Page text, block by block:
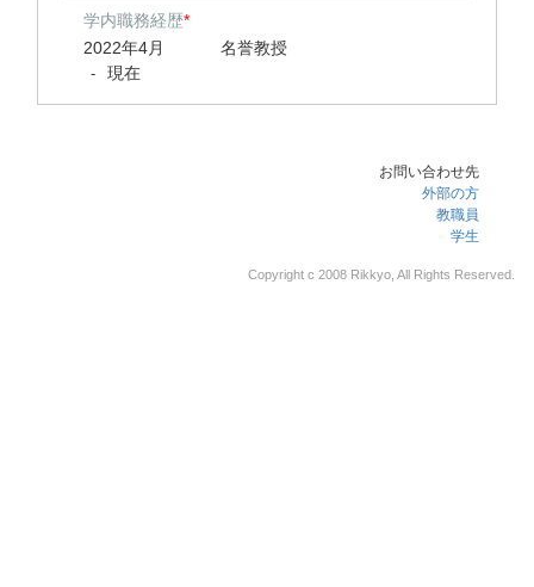
学内職務経歴*
2022年4月
- 現在
名誉教授
お問い合わせ先
外部の方
教職員
学生
Copyright c 2008 Rikkyo, All Rights Reserved.